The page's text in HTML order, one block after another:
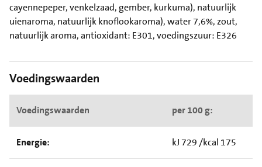
cayennepeper, venkelzaad, gember, kurkuma), natuurlijk
uienaroma, natuurlijk knoflookaroma), water 7,6%, zout,
natuurlijk aroma, antioxidant: E301, voedingszuur: E326
Voedingswaarden
Voedingswaarden per 100 g:
Energie: kJ 729 /kcal 175